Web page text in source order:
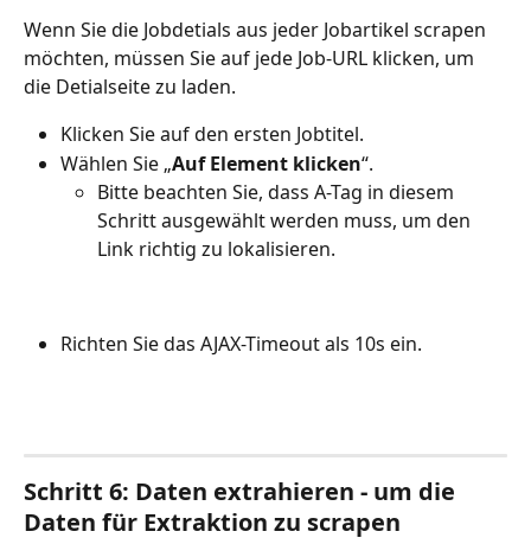
Wenn Sie die Jobdetials aus jeder Jobartikel scrapen
möchten, müssen Sie auf jede Job-URL klicken, um
die Detialseite zu laden.
Klicken Sie auf den ersten Jobtitel.
Wählen Sie „Auf Element klicken“.
Bitte beachten Sie, dass A-Tag in diesem
Schritt ausgewählt werden muss, um den
Link richtig zu lokalisieren.
Richten Sie das AJAX-Timeout als 10s ein.
Schritt 6: Daten extrahieren - um die
Daten für Extraktion zu scrapen